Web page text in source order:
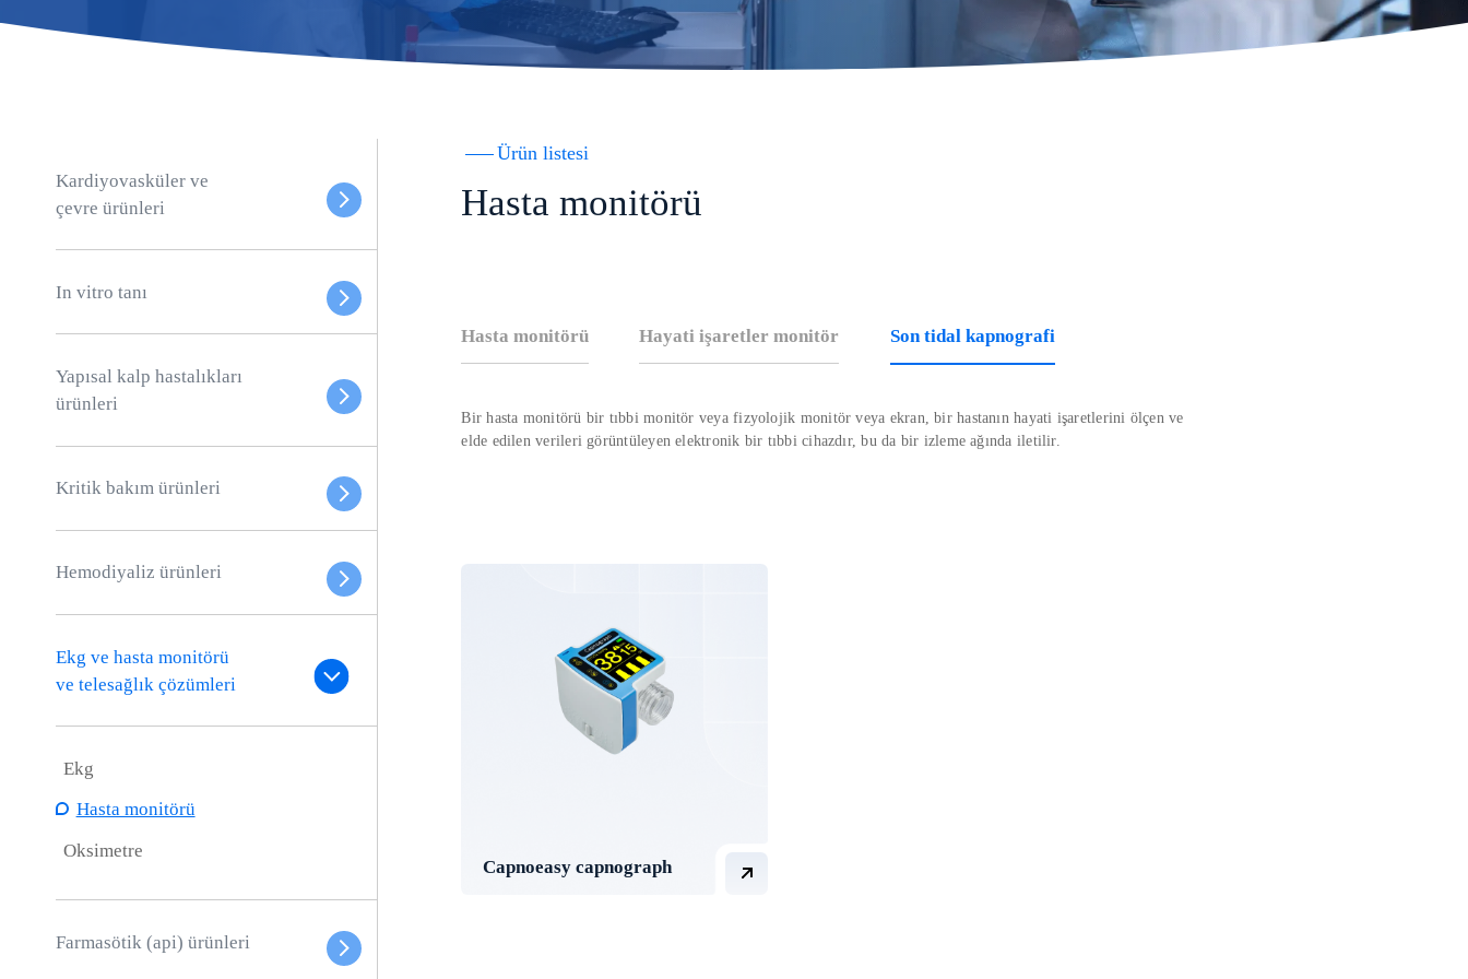
Kardiyovasküler ve
çevre ürünleri
In vitro tanı
Yapısal kalp hastalıkları
ürünleri
Kritik bakım ürünleri
Hemodiyaliz ürünleri
Ekg ve hasta monitörü
ve telesağlık çözümleri
Ekg
Hasta monitörü
Oksimetre
Farmasötik (api) ürünleri
Ürün listesi
Hasta monitörü
Hasta monitörü Hayati işaretler monitör Son tidal kapnografi
Bir hasta monitörü bir tıbbi monitör veya fizyolojik monitör veya ekran, bir hastanın hayati işaretlerini ölçen ve
elde edilen verileri görüntüleyen elektronik bir tıbbi cihazdır, bu da bir izleme ağında iletilir.
Capnoeasy capnograph